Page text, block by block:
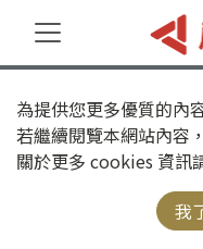
為提供您更多優質的內
若繼續閱覽本網站內容
關於更多 cookies 資訊
我